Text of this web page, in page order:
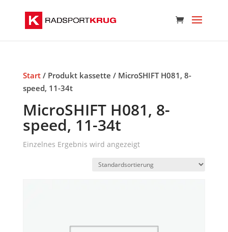
Start/ Produkt kassette / MicroSHIFT H081, 8-
speed, 11-34t
MicroSHIFT H081, 8-
speed, 11-34t
Einzelnes Ergebnis wird angezeigt